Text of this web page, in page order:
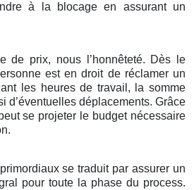
à la blocage en assurant un
de prix, nous l’honnêteté. Dès le
est en droit de réclamer un
les heures de travail, la somme
d’éventuelles déplacements. Grâce
se projeter le budget nécessaire
se traduit par assurer un
pour toute la phase du process.